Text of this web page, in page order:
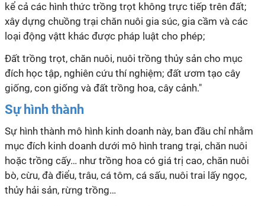
kể cả các hình thức trồng trọt không trực tiếp trên đất;
xây dựng chuồng trại chăn nuôi gia súc, gia cầm và các
loại động vậtt khác được pháp luật cho phép;
Đất trồng trọt, chăn nuôi, nuôi trồng thủy sản cho mục
đích học tập, nghiên cứu thí nghiệm; đất ươm tạo cây
giống, con giống và đất trồng hoa, cây cảnh."
Sự hình thành
Sự hình thành mô hình kinh doanh này, ban đầu chỉ nhằm
mục đích kinh doanh dưới mô hình trang trại, chăn nuôi
hoặc trồng cấy… như trồng hoa có giá trị cao, chăn nuôi
bò, cừu, đà điểu, trâu, cá tôm, cá sấu, nuôi trai lấy ngọc,
thủy hải sản, rừng trồng…